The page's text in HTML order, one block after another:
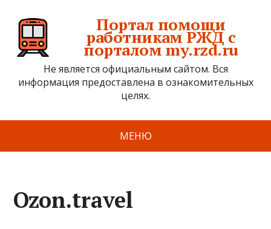
Портал помощи
работникам РЖД с
порталом my.rzd.ru
Не является официальным сайтом. Вся
информация предоставлена в ознакомительных
целях.
МЕНЮ
Ozon.travel